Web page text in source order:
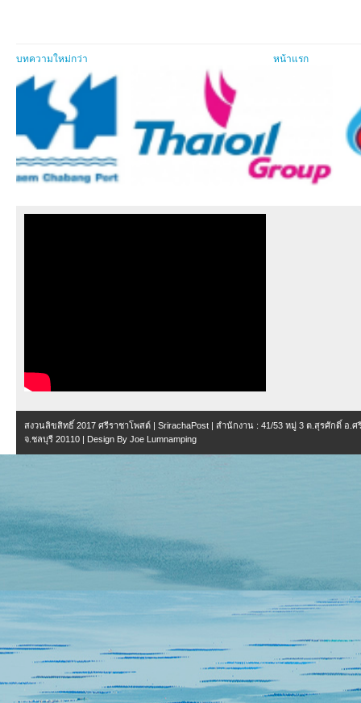
บทความใหม่กว่า หน้าแรก
สงวนลิขสิทธิ์ 2017 ศรีราชาโพสต์ | SrirachaPost | สำนักงาน : 41/53 หมู่ 3 ต.สุรศักดิ์ อ.ศ
จ.ชลบุรี 20110 | Design By Joe Lumnamping